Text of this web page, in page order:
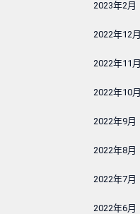
2023年2月
2022年12月
2022年11月
2022年10月
2022年9月
2022年8月
2022年7月
2022年6月